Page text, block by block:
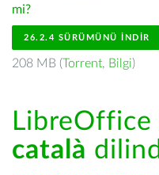
mi?
26.2.4 SÜRÜMÜNÜ İNDIR
208 MB (Torrent, Bilgi)
LibreOffice
català